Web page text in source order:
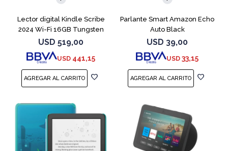
Lector digital Kindle Scribe
2024 Wi-Fi 16GB Tungsten
USD 519,00
USD 441,15
Parlante Smart Amazon Echo
Auto Black
USD 39,00
USD 33,15